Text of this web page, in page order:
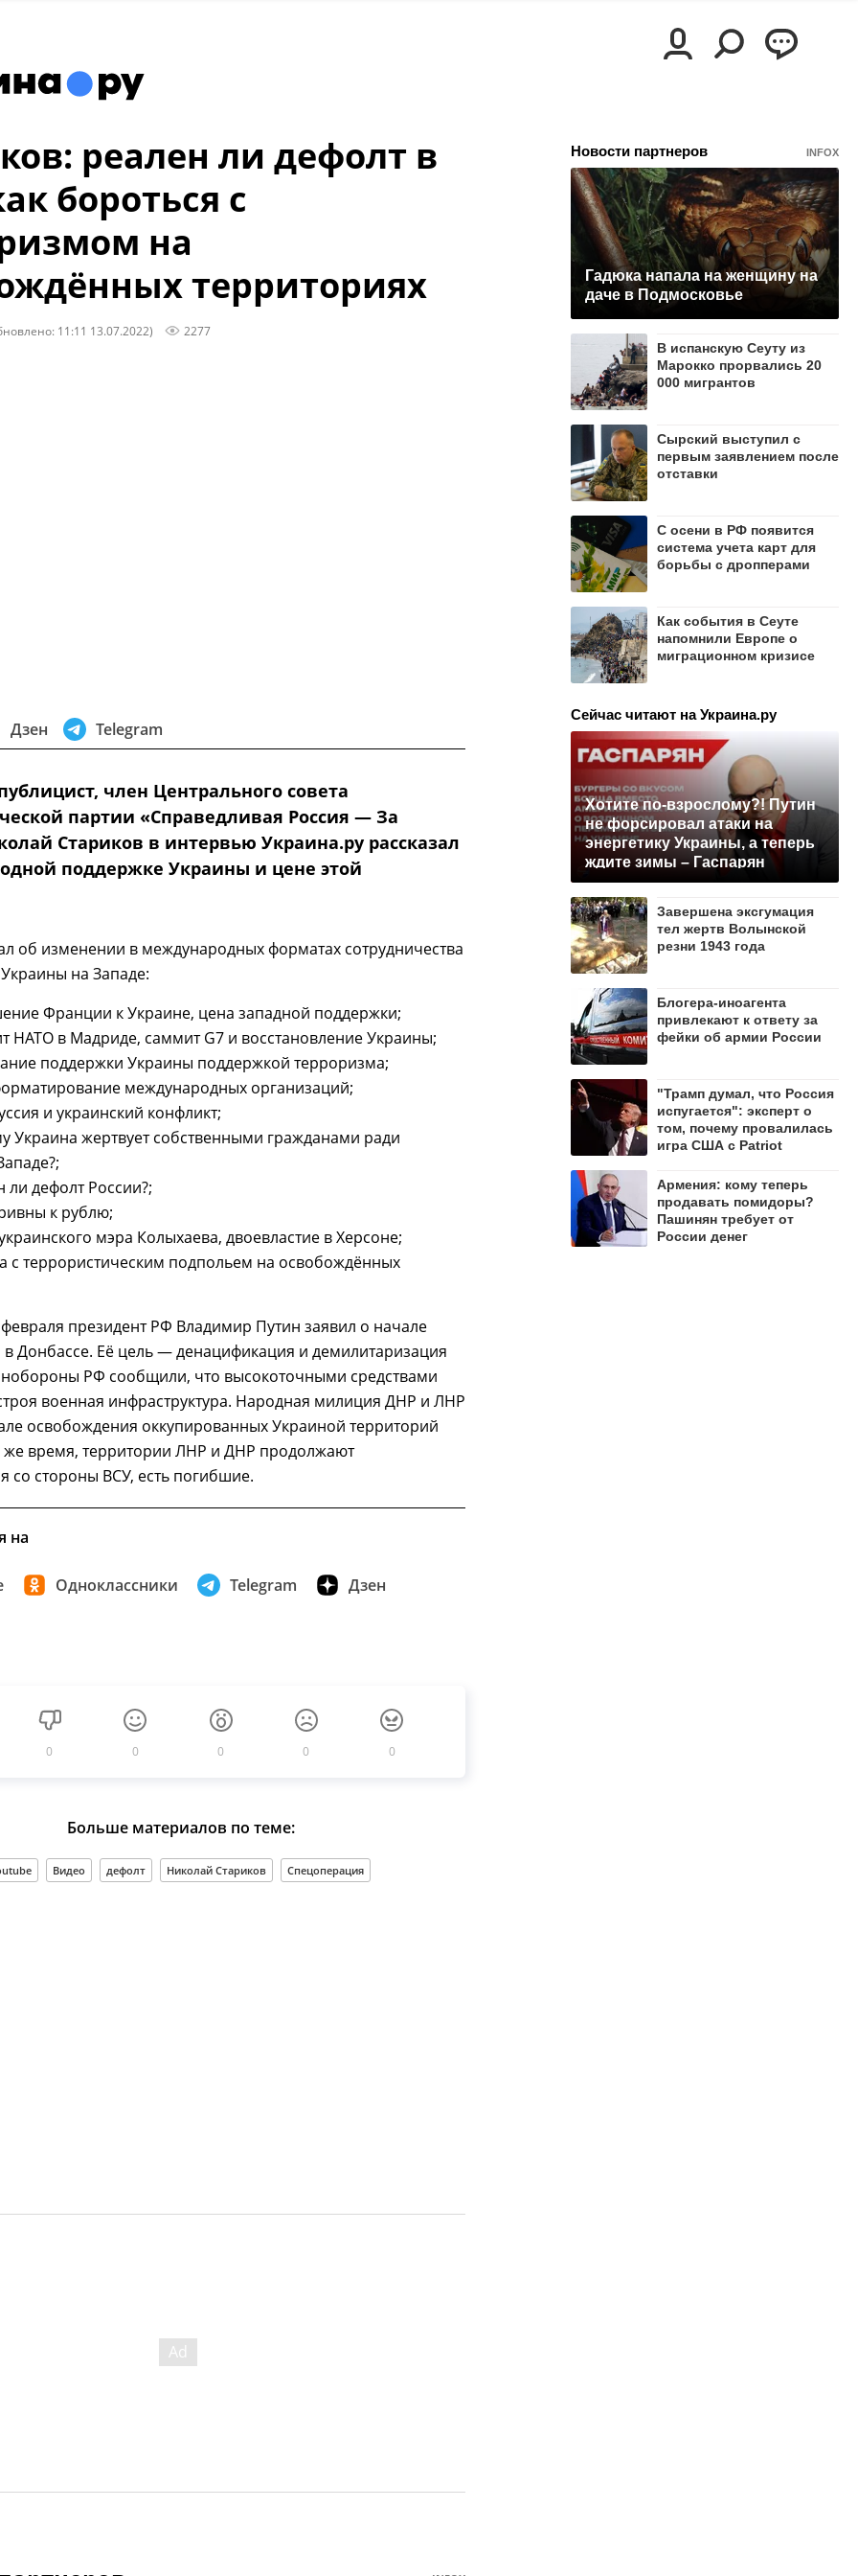
реален ли дефолт в
бороться с
на
территориях
11:11 13.07.2022) 2277
Дзен Telegram
член Центрального совета
партии «Справедливая Россия — За
Стариков в интервью Украина.ру рассказал
поддержке Украины и цене этой
об изменении в международных форматах сотрудничества
на Западе:
Франции к Украине, цена западной поддержки;
НАТО в Мадриде, саммит G7 и восстановление Украины;
поддержки Украины поддержкой терроризма;
международных организаций;
и украинский конфликт;
Украина жертвует собственными гражданами ради
дефолт России?;
к рублю;
мэра Колыхаева, двоевластие в Херсоне;
с террористическим подпольем на освобождённых
президент РФ Владимир Путин заявил о начале
Донбассе. Её цель — денацификация и демилитаризация
РФ сообщили, что высокоточными средствами
военная инфраструктура. Народная милиция ДНР и ЛНР
освобождения оккупированных Украиной территорий
же время, территории ЛНР и ДНР продолжают
со стороны ВСУ, есть погибшие.
на
Одноклассники Telegram Дзен
0 0 0 0 0
Больше материалов по теме:
Видео дефолт Николай Стариков Спецоперация
Новости партнеров INFOX
Гадюка напала на женщину на
даче в Подмосковье
В испанскую Сеуту из
Марокко прорвались 20
000 мигрантов
Сырский выступил с
первым заявлением после
отставки
С осени в РФ появится
система учета карт для
борьбы с дропперами
Как события в Сеуте
напомнили Европе о
миграционном кризисе
Сейчас читают на Украина.ру
Хотите по-взрослому?! Путин
не форсировал атаки на
энергетику Украины, а теперь
ждите зимы – Гаспарян
Завершена эксгумация
тел жертв Волынской
резни 1943 года
Блогера-иноагента
привлекают к ответу за
фейки об армии России
"Трамп думал, что Россия
испугается": эксперт о
том, почему провалилась
игра США с Patriot
Армения: кому теперь
продавать помидоры?
Пашинян требует от
России денег